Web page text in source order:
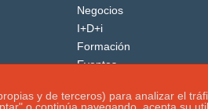
Negocios
I+D+i
Formación
Eventos
y de terceros) para analizar el